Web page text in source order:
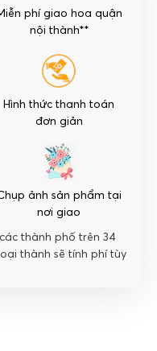
phí giao hoa quận
nội thành**
Hình thức thanh toán
đơn giản
ảnh sản phẩm tại
nơi giao
thành phố trên 34
thành sẽ tính phí tùy